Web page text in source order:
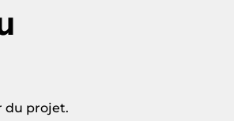
du projet.